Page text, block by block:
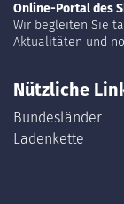
Online-Portal des
Wir begleiten Sie
Aktualitäten und
Nützliche
Bundesländer
Ladenkette